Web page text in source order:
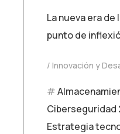
La nueva era
punto de
Innovación y
Ciberseguridad
Estrategia